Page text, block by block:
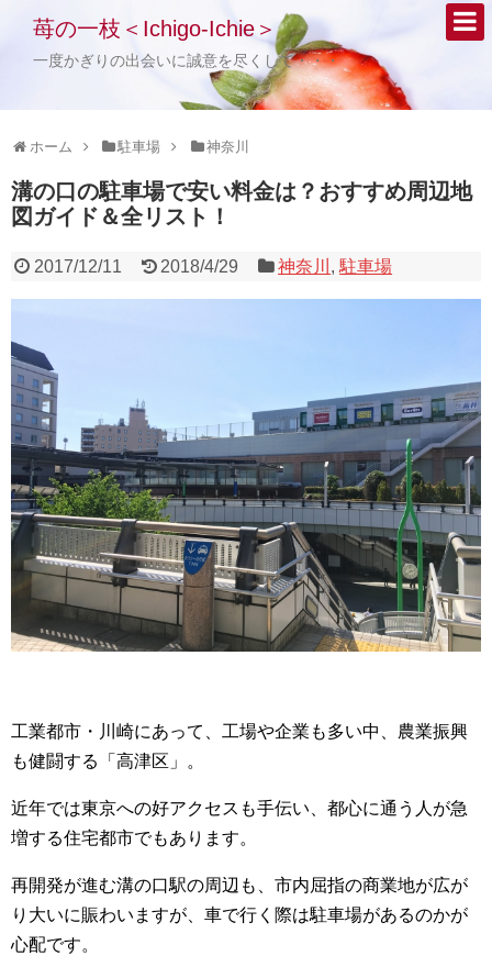
苺の一枝＜Ichigo-Ichie＞
一度かぎりの出会いに誠意を尽くして・・・
ホーム 駐車場 神奈川
溝の口の駐車場で安い料金は？おすすめ周辺地
図ガイド＆全リスト！
2017/12/11 2018/4/29 神奈川 ,駐車場
工業都市・川崎にあって、工場や企業も多い中、農業振興
も健闘する「高津区」。
近年では東京への好アクセスも手伝い、都心に通う人が急
増する住宅都市でもあります。
再開発が進む溝の口駅の周辺も、市内屈指の商業地が広が
り大いに賑わいますが、車で行く際は駐車場があるのかが
心配です。